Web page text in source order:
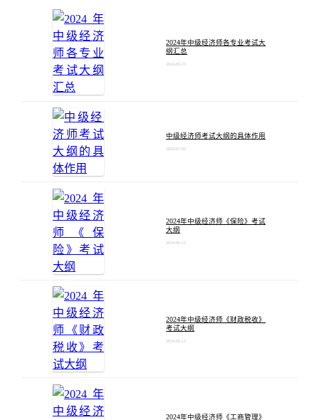
2024年中级经济师各专业考试大
纲汇总
2024-05-13
中级经济师考试大纲的具体作用
2024-07-04
2024年中级经济师《保险》考试
大纲
2024-05-13
2024年中级经济师《财政税收》
考试大纲
2024-05-13
2024年中级经济师《工商管理》